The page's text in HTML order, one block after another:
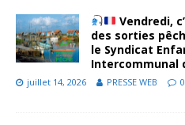
Vendredi,
des sorties
le Syndicat
Intercommunal
juillet 14, 2026 PRESSE WEB 0